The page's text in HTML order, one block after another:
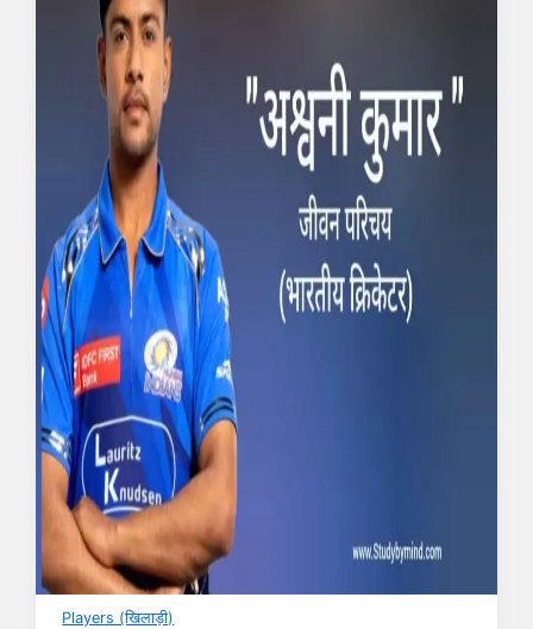
Players (खिलाड़ी)